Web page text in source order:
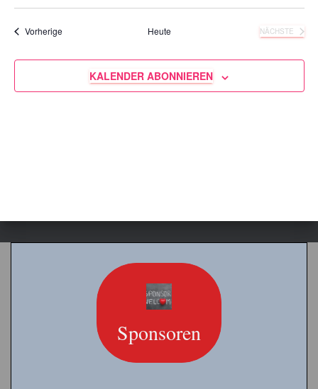
VorherigeVeranstaltungen Heute
NÄCHSTE
KALENDER ABONNIEREN
Sponsoren